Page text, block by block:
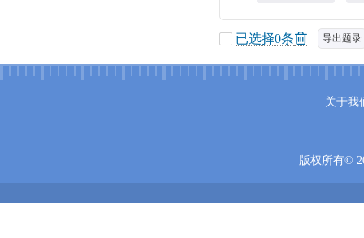
已选择0条 导出题录
关于我
版权所有©